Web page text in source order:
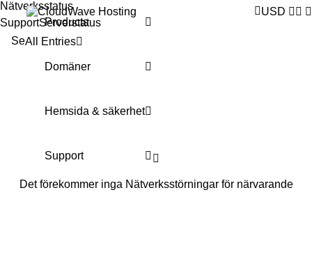
USD
Products
Domäner
Hemsida & säkerhet
Support
Nätverksstatus
SupportServerstatus
SeAll Entries
Det förekommer inga Nätverksstörningar för närvarande